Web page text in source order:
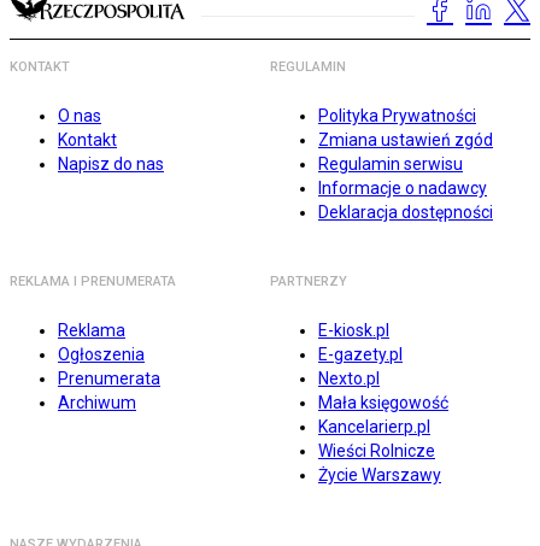
KONTAKT
O nas
Kontakt
Napisz do nas
REGULAMIN
Polityka Prywatności
Zmiana ustawień zgód
Regulamin serwisu
Informacje o nadawcy
Deklaracja dostępności
REKLAMA I PRENUMERATA
Reklama
Ogłoszenia
Prenumerata
Archiwum
PARTNERZY
E-kiosk.pl
E-gazety.pl
Nexto.pl
Mała księgowość
Kancelarierp.pl
Wieści Rolnicze
Życie Warszawy